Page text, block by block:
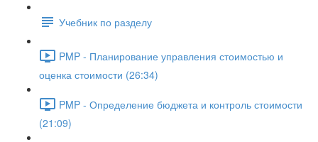
Учебник по разделу
PMP - Планирование управления стоимостью и
оценка стоимости (26:34)
PMP - Определение бюджета и контроль стоимости
(21:09)